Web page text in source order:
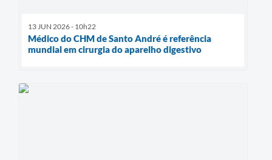
13 JUN 2026 - 10h22
Médico do CHM de Santo André é referência
mundial em cirurgia do aparelho digestivo